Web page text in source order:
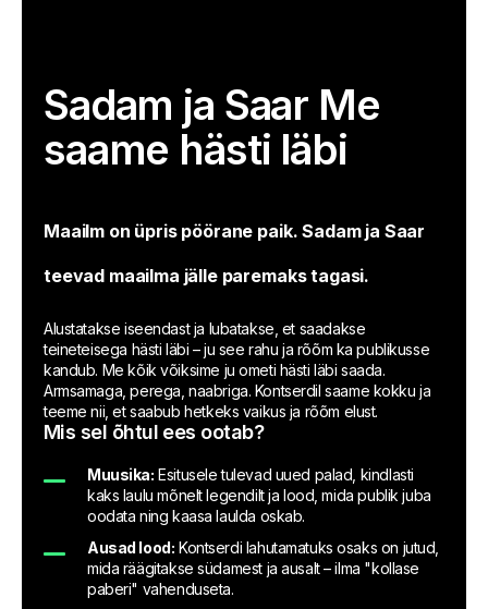
Sadam ja Saar Me
saame hästi läbi
Maailm on üpris pöörane paik. Sadam ja Saar
teevad maailma jälle paremaks tagasi.
Alustatakse iseendast ja lubatakse, et saadakse
teineteisega hästi läbi – ju see rahu ja rõõm ka publikusse
kandub. Me kõik võiksime ju ometi hästi läbi saada.
Armsamaga, perega, naabriga. Kontserdil saame kokku ja
teeme nii, et saabub hetkeks vaikus ja rõõm elust.
Mis sel õhtul ees ootab?
Muusika: Esitusele tulevad uued palad, kindlasti
kaks laulu mõnelt legendilt ja lood, mida publik juba
oodata ning kaasa laulda oskab.
Ausad lood: Kontserdi lahutamatuks osaks on jutud,
mida räägitakse südamest ja ausalt – ilma "kollase
paberi" vahenduseta.